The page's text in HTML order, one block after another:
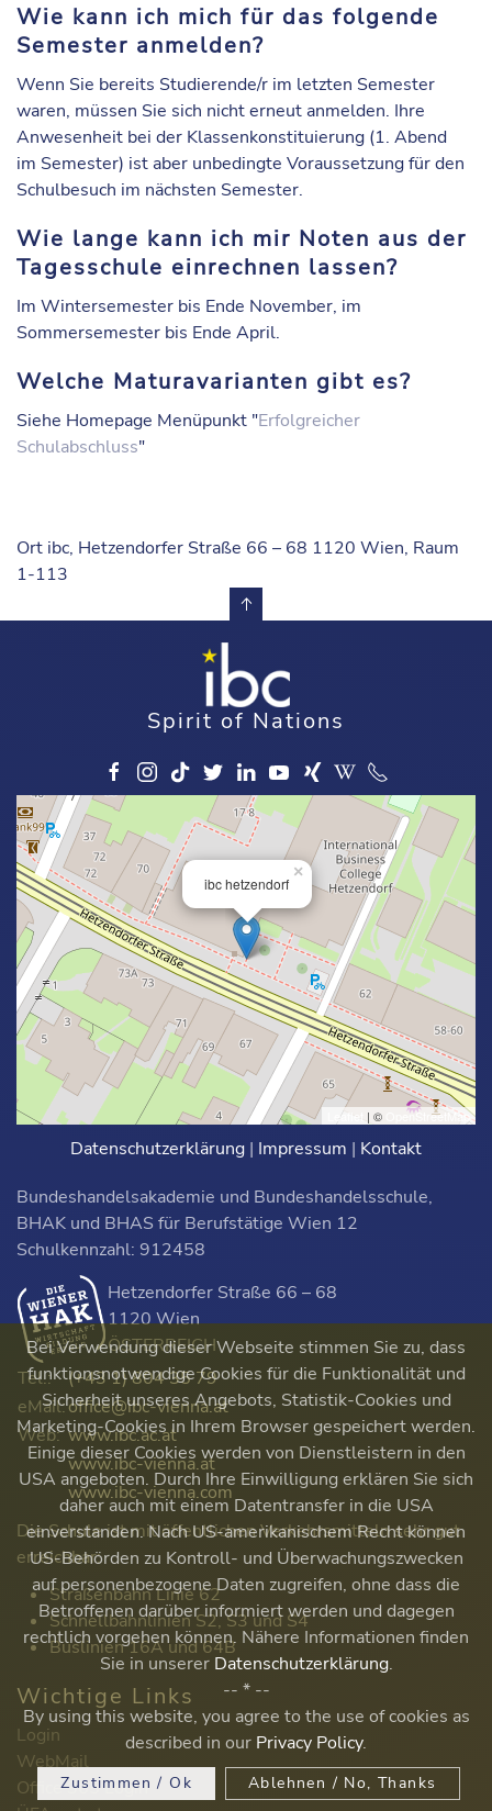
Wie kann ich mich für das folgende
Semester anmelden?
Wenn Sie bereits Studierende/r im letzten Semester
waren, müssen Sie sich nicht erneut anmelden. Ihre
Anwesenheit bei der Klassenkonstituierung (1. Abend
im Semester) ist aber unbedingte Voraussetzung für den
Schulbesuch im nächsten Semester.
Wie lange kann ich mir Noten aus der
Tagesschule einrechnen lassen?
Im Wintersemester bis Ende November, im
Sommersemester bis Ende April.
Welche Maturavarianten gibt es?
Siehe Homepage Menüpunkt "Erfolgreicher
Schulabschluss"
Ort ibc, Hetzendorfer Straße 66 – 68 1120 Wien, Raum
1-113
Spirit of Nations
ibc hetzendorf
×
Leaflet | © OpenStreetMap
Datenschutzerklärung | Impressum | Kontakt
Bundeshandelsakademie und Bundeshandelsschule,
BHAK und BHAS für Berufstätige Wien 12
Schulkennzahl: 912458
Hetzendorfer Straße 66 – 68
1120 Wien
ÖSTERREICH
Tel.:
(+43 1) 804 35 79
eMail:office@ibc-vienna.at
Web: www.ibc.ac.at
www.ibc-vienna.at
www.ibc-vienna.com
Die Schule ist mit öffentlichen Verkehrsmitteln sehr gut
erreichbar:
Straßenbahn Linie 62
Schnellbahnlinien S2, S3 und S4
Buslinien 16A und 64B
Wichtige Links
Login
WebMail
Office 365 Login
Bei Verwendung dieser Webseite stimmen Sie zu, dass
funktionsnotwendige Cookies für die Funktionalität und
Sicherheit unseres Angebots, Statistik-Cookies und
Marketing-Cookies in Ihrem Browser gespeichert werden.
Einige dieser Cookies werden von Dienstleistern in den
USA angeboten. Durch Ihre Einwilligung erklären Sie sich
daher auch mit einem Datentransfer in die USA
einverstanden. Nach US-amerikanischem Recht können
US-Behörden zu Kontroll- und Überwachungszwecken
auf personenbezogene Daten zugreifen, ohne dass die
Betroffenen darüber informiert werden und dagegen
rechtlich vorgehen können. Nähere Informationen finden
Sie in unserer Datenschutzerklärung.
-- * --
By using this website, you agree to the use of cookies as
described in our Privacy Policy.
Zustimmen / Ok Ablehnen / No, Thanks